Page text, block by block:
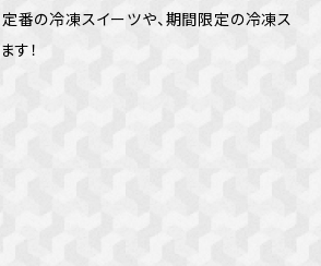
定番の冷凍スイーツや、期間限定の冷凍ス
す！